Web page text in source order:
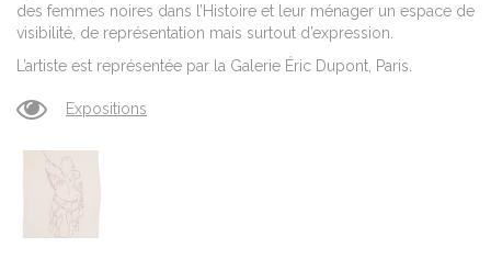
des femmes noires dans l’Histoire et leur ménager un espace de
visibilité, de représentation mais surtout d’expression.
L’artiste est représentée par la Galerie Éric Dupont, Paris.
Expositions